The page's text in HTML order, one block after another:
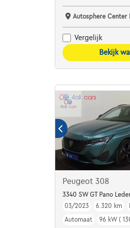
Autosphere Center
Vergelijk
Bekijk
Peugeot 308
3340 SW GT Pano
03/2023
6.320 km
Automaat
96 kW (